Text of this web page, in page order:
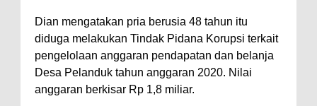
Dian mengatakan pria berusia 48 tahun itu
diduga melakukan Tindak Pidana Korupsi terkait
pengelolaan anggaran pendapatan dan belanja
Desa Pelanduk tahun anggaran 2020. Nilai
anggaran berkisar Rp 1,8 miliar.